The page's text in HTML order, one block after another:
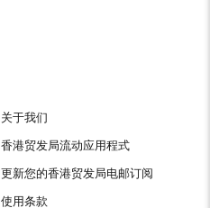
关于我们
香港贸发局流动应用程式
更新您的香港贸发局电邮订阅
使用条款